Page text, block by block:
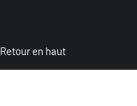
Retour en haut